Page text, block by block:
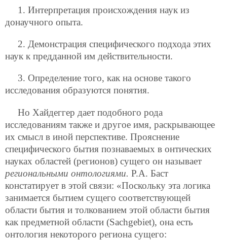
1. Интерпретация происхождения наук из
донаучного опыта.
2. Демонстрация специфического подхода этих
наук к предданной им действительности.
3. Определение того, как на основе такого
исследования образуются понятия.
Но Хайдеггер дает подобного рода
исследованиям также и другое имя, раскрывающее
их смысл в иной перспективе. Прояснение
специфического бытия познаваемых в онтических
науках областей (регионов) сущего он называет
региональными онтологиями. Р.А. Баст
констатирует в этой связи: «Поскольку эта логика
занимается бытием сущего соответствующей
области бытия и толкованием этой области бытия
как предметной области (Sachgebiet), она есть
онтология некоторого региона сущего: